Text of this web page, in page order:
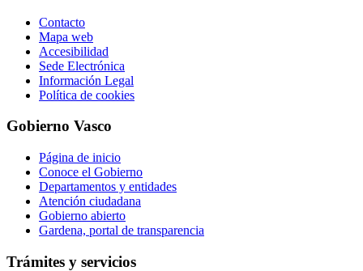
Contacto
Mapa web
Accesibilidad
Sede Electrónica
Información Legal
Política de cookies
Gobierno Vasco
Página de inicio
Conoce el Gobierno
Departamentos y entidades
Atención ciudadana
Gobierno abierto
Gardena, portal de transparencia
Trámites y servicios